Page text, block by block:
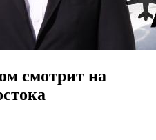
смотрит на